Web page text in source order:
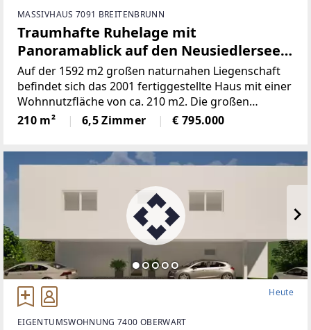
MASSIVHAUS 7091 BREITENBRUNN
Traumhafte Ruhelage mit
Panoramablick auf den Neusiedlersee
(Provisionsfrei)
Auf der 1592 m2 großen naturnahen Liegenschaft
befindet sich das 2001 fertiggestellte Haus mit einer
Wohnnutzfläche von ca. 210 m2. Die großen
Fensterspenden viel Tageslicht und ermöglichen auf
mehreren Ebenen einenaußergewöhnlichen Blick
210 m² 6,5 Zimmer € 795.000
Heute
EIGENTUMSWOHNUNG 7400 OBERWART